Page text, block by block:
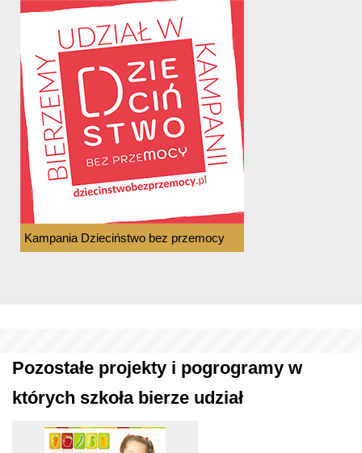
Kampania Dzieciństwo bez przemocy
Pozostałe projekty i pogrogramy w
których szkoła bierze udział